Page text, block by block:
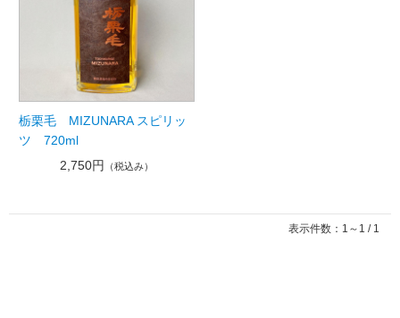
栃栗毛 MIZUNARA スピリッ
ツ 720ml
2,750円
（税込み）
表示件数：1～1 / 1